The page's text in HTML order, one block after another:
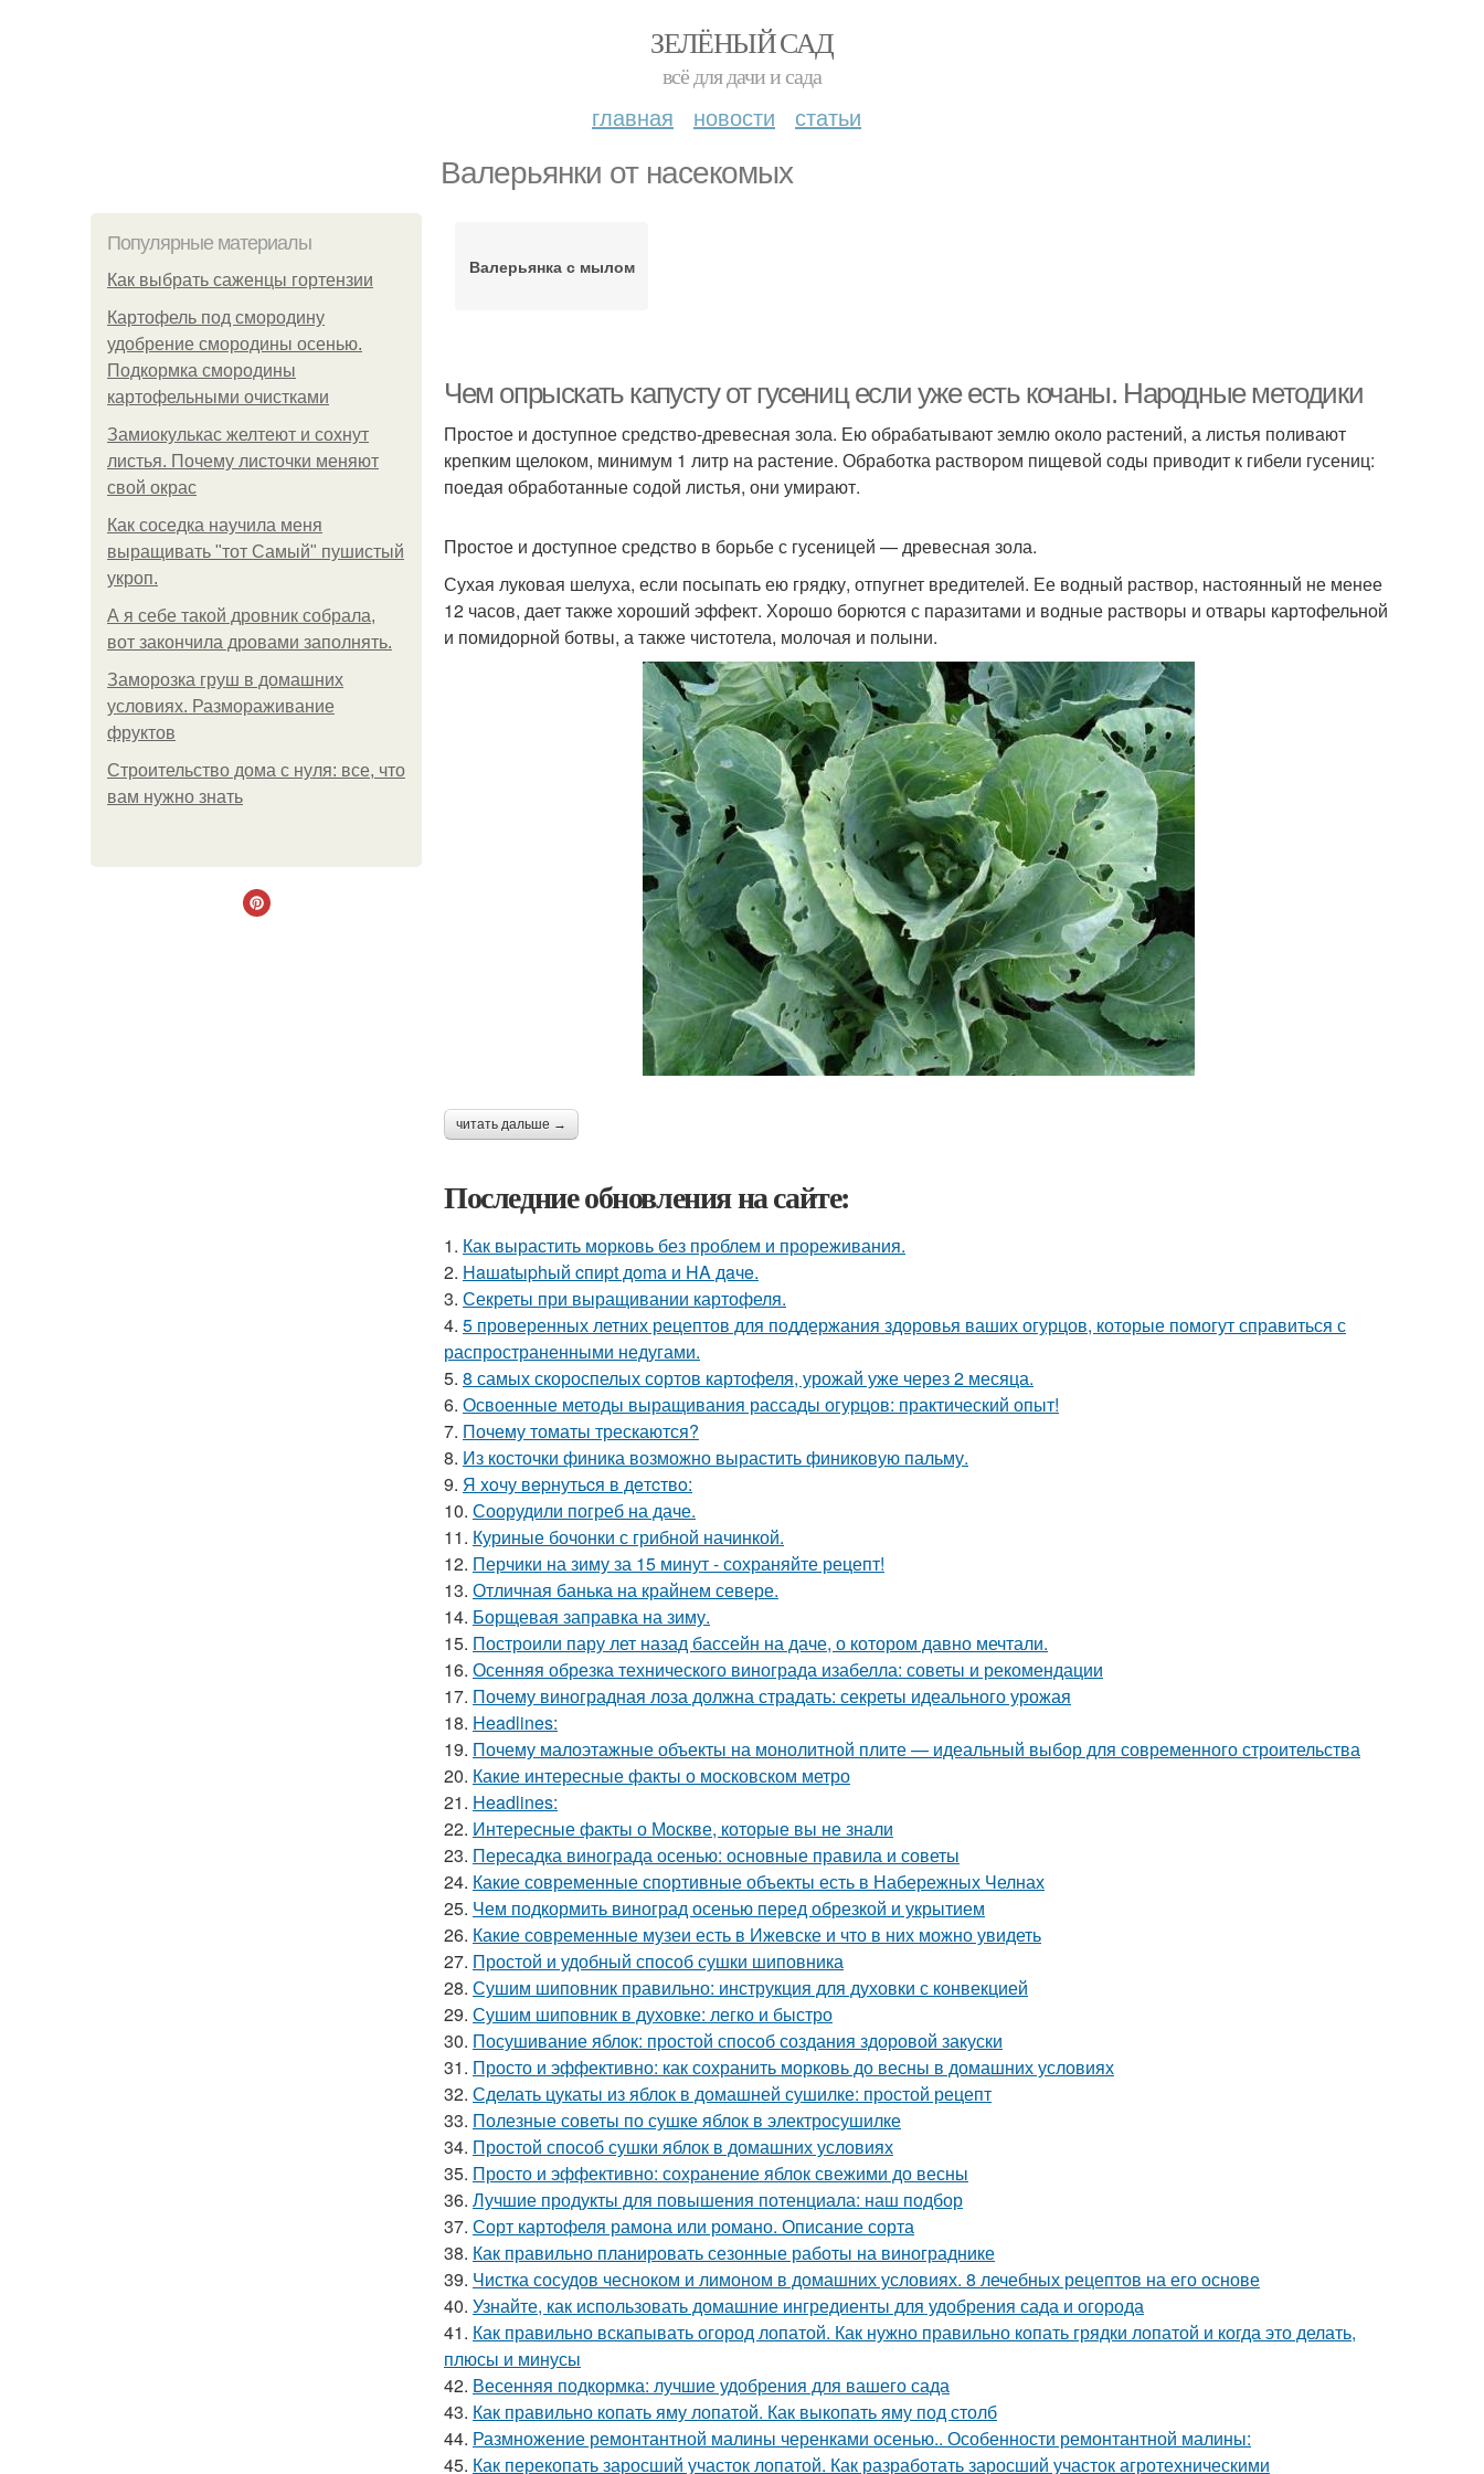
ЗЕЛЁНЫЙ САД
всё для дачи и сада
главная новости статьи
Валерьянки от насекомых
Популярные материалы
Как выбрать саженцы гортензии
Картофель под смородину
удобрение смородины осенью.
Подкормка смородины
картофельными очистками
Замиокулькас желтеют и сохнут
листья. Почему листочки меняют
свой окрас
Как соседка научила меня
выращивать "тот Самый" пушистый
укроп.
А я себе такой дровник собрала,
вот закончила дровами заполнять.
Заморозка груш в домашних
условиях. Размораживание
фруктов
Строительство дома с нуля: все, что
вам нужно знать
Валерьянка с мылом
Чем опрыскать капусту от гусениц если уже есть кочаны. Народные методики
Простое и доступное средство-древесная зола. Ею обрабатывают землю около растений, а листья поливают
крепким щелоком, минимум 1 литр на растение. Обработка раствором пищевой соды приводит к гибели гусениц:
поедая обработанные содой листья, они умирают.
Простое и доступное средство в борьбе с гусеницей — древесная зола.
Сухая луковая шелуха, если посыпать ею грядку, отпугнет вредителей. Ее водный раствор, настоянный не менее
12 часов, дает также хороший эффект. Хорошо борются с паразитами и водные растворы и отвары картофельной
и помидорной ботвы, а также чистотела, молочая и полыни.
читать дальше →
Последние обновления на сайте:
1. Как вырастить морковь без проблем и прореживания.
2. Haшatыphый cпиpt дoma и HA дaчe.
3. Секреты при выращивании картофеля.
4. 5 проверенных летних рецептов для поддержания здоровья ваших огурцов, которые помогут справиться с
распространенными недугами.
5. 8 самых скороспелых сортов картофеля, урожай уже через 2 месяца.
6. Освоенные методы выращивания рассады огурцов: практический опыт!
7. Почему томаты трескаются?
8. Из косточки финика возможно вырастить финиковую пальму.
9. Я xoчу вepнутьcя в дeтcтвo:
10. Соорудили погреб на даче.
11. Куриные бочонки с грибной начинкой.
12. Перчики на зиму за 15 минут - сохраняйте рецепт!
13. Отличная банька на крайнем севере.
14. Борщевая заправка на зиму.
15. Построили пару лет назад бассейн на даче, о котором давно мечтали.
16. Осенняя обрезка технического винограда изабелла: советы и рекомендации
17. Почему виноградная лоза должна страдать: секреты идеального урожая
18. Headlines:
19. Почему малоэтажные объекты на монолитной плите — идеальный выбор для современного строительства
20. Какие интересные факты о московском метро
21. Headlines:
22. Интересные факты о Москве, которые вы не знали
23. Пересадка винограда осенью: основные правила и советы
24. Какие современные спортивные объекты есть в Набережных Челнах
25. Чем подкормить виноград осенью перед обрезкой и укрытием
26. Какие современные музеи есть в Ижевске и что в них можно увидеть
27. Простой и удобный способ сушки шиповника
28. Сушим шиповник правильно: инструкция для духовки с конвекцией
29. Сушим шиповник в духовке: легко и быстро
30. Посушивание яблок: простой способ создания здоровой закуски
31. Просто и эффективно: как сохранить морковь до весны в домашних условиях
32. Сделать цукаты из яблок в домашней сушилке: простой рецепт
33. Полезные советы по сушке яблок в электросушилке
34. Простой способ сушки яблок в домашних условиях
35. Просто и эффективно: сохранение яблок свежими до весны
36. Лучшие продукты для повышения потенциала: наш подбор
37. Сорт картофеля рамона или романо. Описание сорта
38. Как правильно планировать сезонные работы на винограднике
39. Чистка сосудов чесноком и лимоном в домашних условиях. 8 лечебных рецептов на его основе
40. Узнайте, как использовать домашние ингредиенты для удобрения сада и огорода
41. Как правильно вскапывать огород лопатой. Как нужно правильно копать грядки лопатой и когда это делать,
плюсы и минусы
42. Весенняя подкормка: лучшие удобрения для вашего сада
43. Как правильно копать яму лопатой. Как выкопать яму под столб
44. Размножение ремонтантной малины черенками осенью.. Особенности ремонтантной малины:
45. Как перекопать заросший участок лопатой. Как разработать заросший участок агротехническими